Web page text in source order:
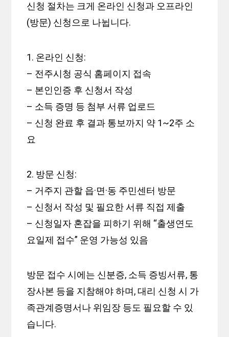
신청 절차는 크게 온라인 신청과 오프라인
(방문) 신청으로 나뉩니다.
1. 온라인 신청:
– 전주시청 공식 홈페이지 접속
– 본인인증 후 신청서 작성
– 소득 증명 등 첨부 서류 업로드
– 신청 완료 후 결과 통보까지 약 1~2주 소
요
2. 방문 신청:
– 거주지 관할 읍·면·동 주민센터 방문
– 신청서 작성 및 필요한 서류 직접 제출
– 신청일자 혼잡을 피하기 위해 “출생연도
요일제 접수” 운영 가능성 있음
방문 접수 시에는 신분증, 소득 증빙서류, 통
장사본 등을 지참해야 하며, 대리 신청 시 가
족관계증명서나 위임장 등도 필요할 수 있
습니다.